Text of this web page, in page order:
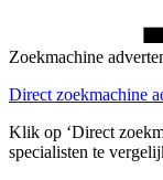
Zoekmachine
Direct zoekmachine
Klik op ‘Direct
specialisten te